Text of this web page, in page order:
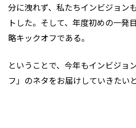
分に洩れず、私たちインビジョン
トした。そして、年度初めの一発
略キックオフである。
ということで、今年もインビジョ
フ」のネタをお届けしていきたい